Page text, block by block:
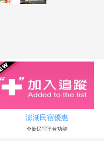
澎湖民宿優惠
全新民宿平台功能